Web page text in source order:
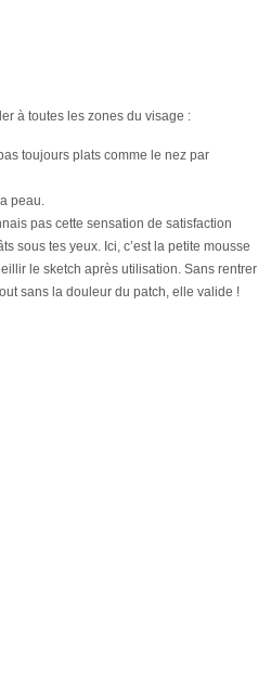
à toutes les zones du visage :
toujours plats comme le nez par
peau.
pas cette sensation de satisfaction
sous tes yeux. Ici, c’est la petite mousse
le sketch après utilisation. Sans rentrer
sans la douleur du patch, elle valide !